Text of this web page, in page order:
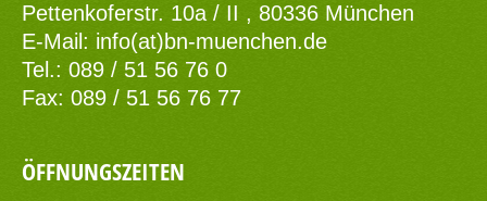
Pettenkoferstr. 10a / II , 80336 München
E-Mail: info(at)bn-muenchen.de
Tel.: 089 / 51 56 76 0
Fax: 089 / 51 56 76 77
ÖFFNUNGSZEITEN